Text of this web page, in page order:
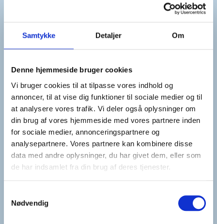
Samtykke Detaljer Om
Denne hjemmeside bruger cookies
Vi bruger cookies til at tilpasse vores indhold og
annoncer, til at vise dig funktioner til sociale medier og til
at analysere vores trafik. Vi deler også oplysninger om
din brug af vores hjemmeside med vores partnere inden
for sociale medier, annonceringspartnere og
analysepartnere. Vores partnere kan kombinere disse
data med andre oplysninger, du har givet dem, eller som
de har indsamlet fra din brug af deres tjenester.
Nødvendig